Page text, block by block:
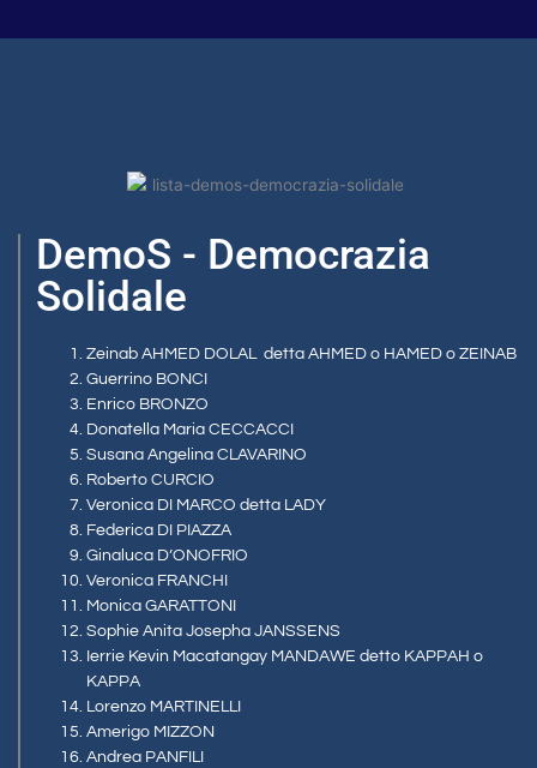
DemoS - Democrazia
Solidale
Zeinab AHMED DOLAL detta AHMED o HAMED o ZEINAB
Guerrino BONCI
Enrico BRONZO
Donatella Maria CECCACCI
Susana Angelina CLAVARINO
Roberto CURCIO
Veronica DI MARCO detta LADY
Federica DI PIAZZA
Ginaluca D’ONOFRIO
Veronica FRANCHI
Monica GARATTONI
Sophie Anita Josepha JANSSENS
Ierrie Kevin Macatangay MANDAWE detto KAPPAH o
KAPPA
Lorenzo MARTINELLI
Amerigo MIZZON
Andrea PANFILI